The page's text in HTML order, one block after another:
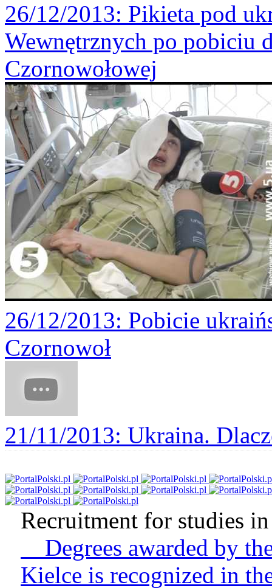
26/12/2013: Pikieta pod
Wewnętrznych po pobiciu
Czornowołowej
26/12/2013: Pobicie
Czornowoł
21/11/2013: Ukraina.
Recruitment for studies
Degrees awarded by
Kielce is recognized in